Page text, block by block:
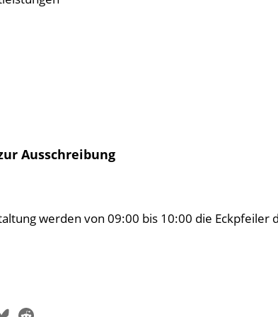
Ausschreibung
werden von 09:00 bis 10:00 die Eckpfeiler
reddit